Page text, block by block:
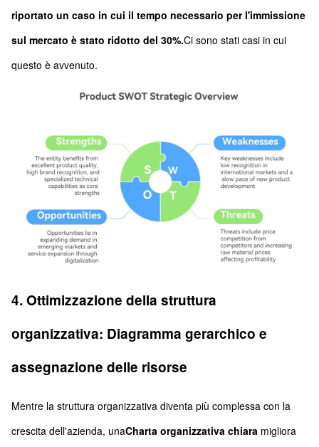
riportato un caso in cui il tempo necessario per l'immissione
sul mercato è stato ridotto del 30%.Ci sono stati casi in cui
questo è avvenuto.
4. Ottimizzazione della struttura
organizzativa: Diagramma gerarchico e
assegnazione delle risorse
Mentre la struttura organizzativa diventa più complessa con la
crescita dell'azienda, unaCharta organizzativa chiara migliora